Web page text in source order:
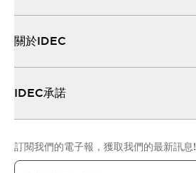
關於IDEC
IDEC承諾
訂閱我們的電子報，獲取我們的最新訊息!